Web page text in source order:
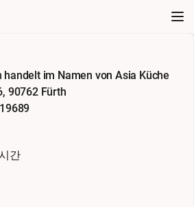
handelt im Namen von Asia Küche
90762 Fürth
간